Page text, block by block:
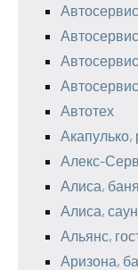
Автосервис
Автотех
Акапулько,
Алекс-
Алиса, баня
Алиса,
Альянс,
Аризона,